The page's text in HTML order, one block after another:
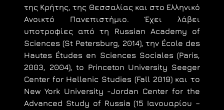
της Κρήτης, της Θεσσαλίας και στο Ελληνικό
Ανοικτό Πανεπιστήμιο. Έχει λάβει
υποτροφίες από τη Russian Academy of
Sciences (St Petersburg, 2014), την École des
Hautes Études en Sciences Sociales (Paris,
2003, 2004), tο Princeton University Seeger
Center for Hellenic Studies (Fall 2019) και το
New York University -Jordan Center for the
Advanced Study of Russia (15 Ιανουαρίου –